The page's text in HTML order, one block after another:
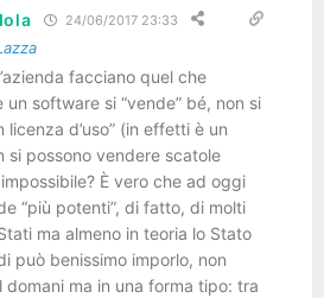
24/06/2017 23:33
facciano quel che
un software si “vende” bé, non si
licenza d’uso” (in effetti è un
si possono vendere scatole
È vero che ad oggi
“più potenti”, di fatto, di molti
ma almeno in teoria lo Stato
può benissimo imporlo, non
domani ma in una forma tipo: tra